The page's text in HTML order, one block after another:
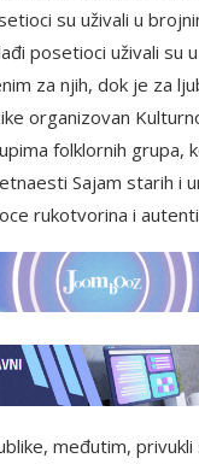
su uživali u
posetioci uživali su
za njih, dok je za
organizovan
folklornih grupa,
Sajam starih i
rukotvorina i
međutim,